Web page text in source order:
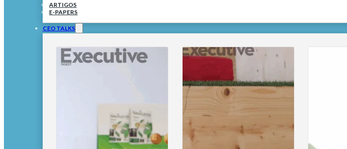
ARTIGOS
E-PAPERS
CEO TALKS